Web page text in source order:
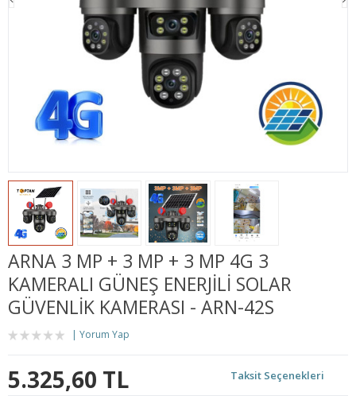
ARNA 3 MP + 3 MP + 3 MP 4G 3
KAMERALI GÜNEŞ ENERJİLİ SOLAR
GÜVENLİK KAMERASI - ARN-42S
Yorum Yap
5.325,60 TL Taksit Seçenekleri